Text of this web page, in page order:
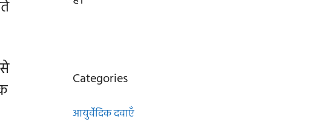
Categories
आयुर्वेदिक दवाएँ